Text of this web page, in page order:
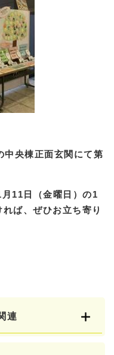
央棟正面玄関にて第
11日（金曜日）の1
ば、ぜひお立ち寄り
連